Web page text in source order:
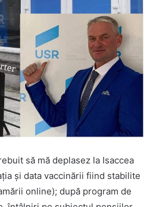
să mă deplasez la Isaccea
și data vaccinării fiind stabilite
online); după program de